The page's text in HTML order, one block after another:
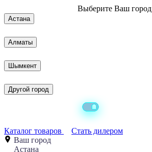
Выберите Ваш город
Астана
Алматы
Шымкент
Другой город
Каталог товаров
Стать дилером
Ваш город
Астана